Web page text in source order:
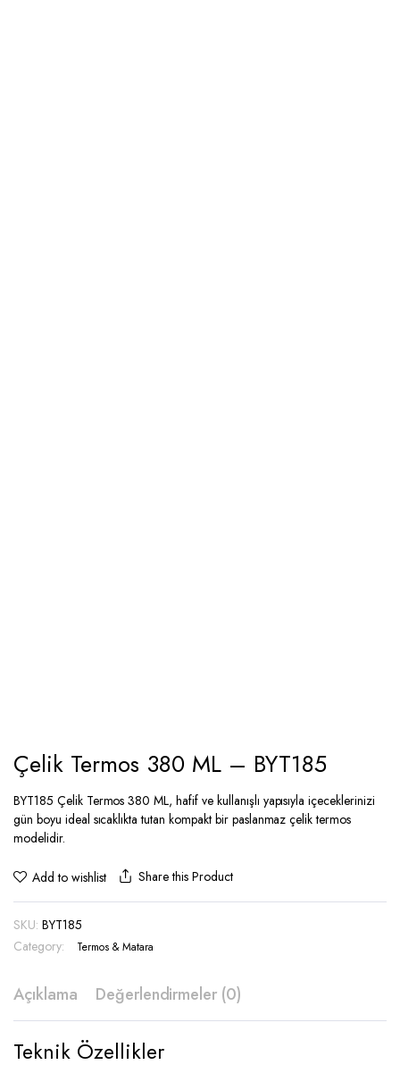
Çelik Termos 380 ML – BYT185
BYT185 Çelik Termos 380 ML, hafif ve kullanışlı yapısıyla içeceklerinizi
gün boyu ideal sıcaklıkta tutan kompakt bir paslanmaz çelik termos
modelidir.
Add to wishlist Share this Product
SKU: BYT185
Category:
Termos & Matara
Açıklama Değerlendirmeler (0)
Teknik Özellikler